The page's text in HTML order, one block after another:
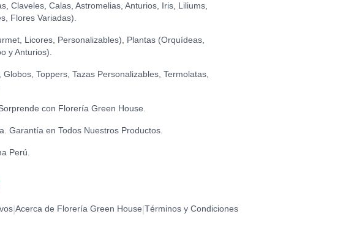
Claveles, Calas, Astromelias, Anturios, Iris, Liliums,
Flores Variadas).
Licores, Personalizables), Plantas (Orquídeas,
y Anturios).
Toppers, Tazas Personalizables, Termolatas,
con Florería Green House.
Garantía en Todos Nuestros Productos.
Perú.
Acerca de Florería Green House Términos y Condiciones